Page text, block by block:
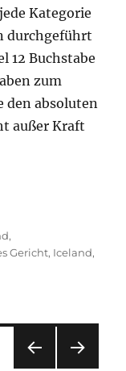
Kategorie
durchgeführt
12 Buchstabe
zum
den absoluten
außer Kraft
,
Gericht, Iceland,